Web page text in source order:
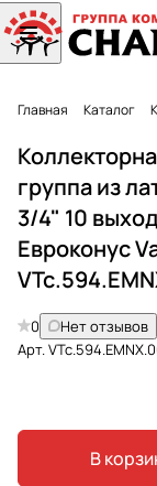
Главная Каталог
группа из
3/4" 10
Евроконус
0
Нет отзывов
Арт.
В